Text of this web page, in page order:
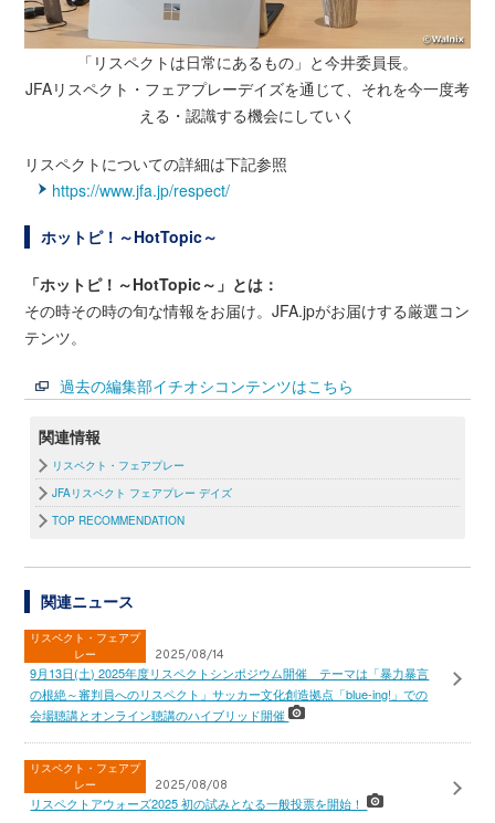
「リスペクトは日常にあるもの」と今井委員長。
JFAリスペクト・フェアプレーデイズを通じて、それを今一度考
える・認識する機会にしていく
リスペクトについての詳細は下記参照
https://www.jfa.jp/respect/
ホットピ！～HotTopic～
「ホットピ！～HotTopic～」とは：
その時その時の旬な情報をお届け。JFA.jpがお届けする厳選コン
テンツ。
過去の編集部イチオシコンテンツはこちら
関連情報
リスペクト・フェアプレー
JFAリスペクト フェアプレー デイズ
TOP RECOMMENDATION
関連ニュース
リスペクト・フェアプ
レー
2025/08/14
9月13日(土) 2025年度リスペクトシンポジウム開催 テーマは「暴力暴言
の根絶～審判員へのリスペクト」サッカー文化創造拠点「blue-ing!」での
会場聴講とオンライン聴講のハイブリッド開催
リスペクト・フェアプ
レー
2025/08/08
リスペクトアウォーズ2025 初の試みとなる一般投票を開始！